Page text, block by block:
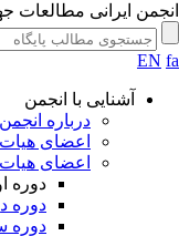
انجمن ایرانی مطالعات
EN fa
آشنایی با انجمن
درباره انجمن
اعضای
اعضای
دوره
دوره
دوره